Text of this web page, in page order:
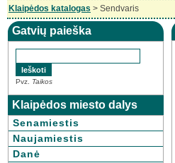
Klaipėdos katalogas > Sendvaris
Gatvių paieška
Pvz. Taikos
Klaipėdos miesto dalys
Senamiestis
Naujamiestis
Danė